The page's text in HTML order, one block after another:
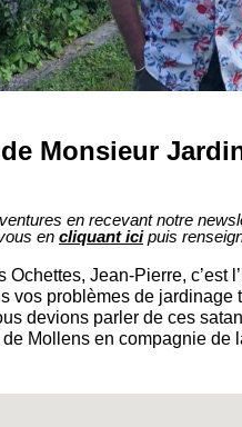
Monsieur
en recevant notre
en cliquant icipuis
Jean-Pierre,
vos problèmes de
devions parler de ces
Mollens en compagnie de